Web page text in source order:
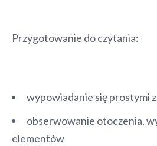
Przygotowanie do czytania:
wypowiadanie się prostymi
obserwowanie otoczenia,
elementów